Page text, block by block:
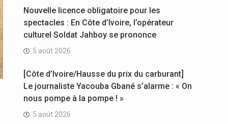
Nouvelle licence obligatoire pour les
spectacles : En Côte d’Ivoire, l’opérateur
culturel Soldat Jahboy se prononce
5 août 2026
[Côte d’Ivoire/Hausse du prix du carburant]
Le journaliste Yacouba Gbané s’alarme : « On
nous pompe à la pompe ! »
5 août 2026